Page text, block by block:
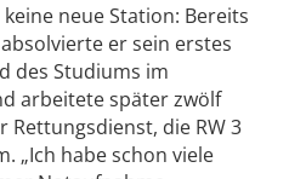
neue Station: Bereits
er sein erstes
des Studiums im
arbeitete später zwölf
Rettungsdienst, die RW 3
„Ich habe schon viele